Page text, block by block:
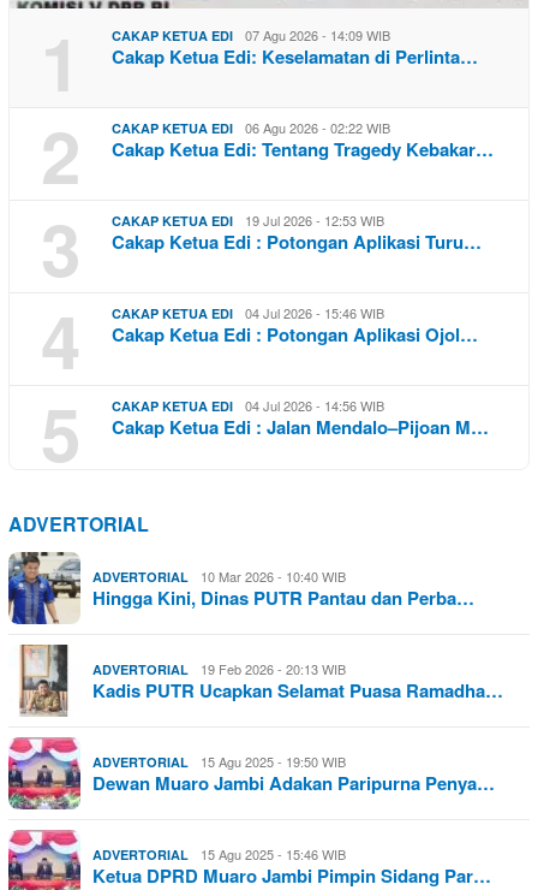
1 CAKAP KETUA EDI 07 Agu 2026 - 14:09 WIB
Cakap Ketua Edi: Keselamatan di Perlinta…
2 CAKAP KETUA EDI 06 Agu 2026 - 02:22 WIB
Cakap Ketua Edi: Tentang Tragedy Kebakar…
3 CAKAP KETUA EDI 19 Jul 2026 - 12:53 WIB
Cakap Ketua Edi : Potongan Aplikasi Turu…
4 CAKAP KETUA EDI 04 Jul 2026 - 15:46 WIB
Cakap Ketua Edi : Potongan Aplikasi Ojol…
5 CAKAP KETUA EDI 04 Jul 2026 - 14:56 WIB
Cakap Ketua Edi : Jalan Mendalo–Pijoan M…
ADVERTORIAL
ADVERTORIAL 10 Mar 2026 - 10:40 WIB
Hingga Kini, Dinas PUTR Pantau dan Perba…
ADVERTORIAL 19 Feb 2026 - 20:13 WIB
Kadis PUTR Ucapkan Selamat Puasa Ramadha…
ADVERTORIAL 15 Agu 2025 - 19:50 WIB
Dewan Muaro Jambi Adakan Paripurna Penya…
ADVERTORIAL 15 Agu 2025 - 15:46 WIB
Ketua DPRD Muaro Jambi Pimpin Sidang Par…